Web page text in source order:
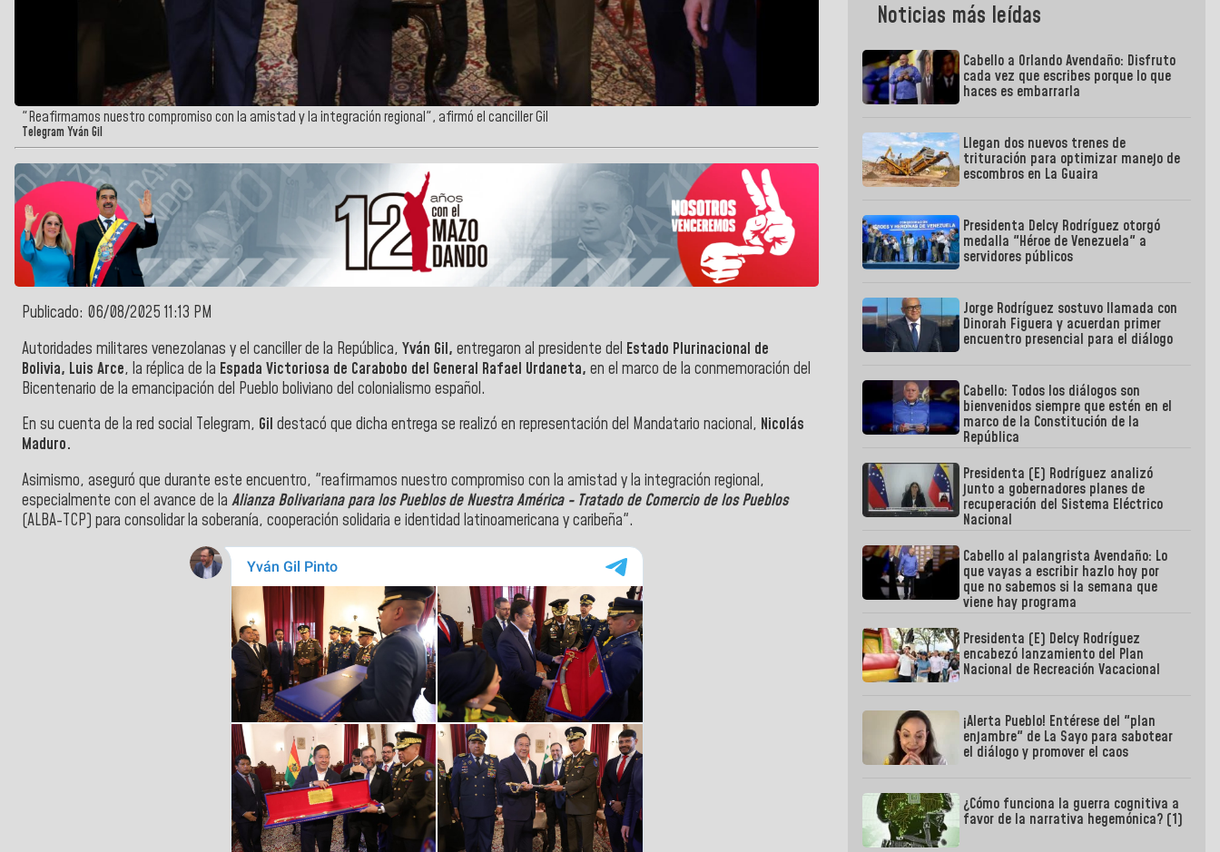
"Reafirmamos nuestro compromiso con la amistad y la integración regional", afirmó el canciller Gil
Telegram Yván Gil
Publicado: 06/08/2025 11:13 PM
Autoridades militares venezolanas y el canciller de la República, Yván Gil, entregaron al presidente del Estado Plurinacional de
Bolivia, Luis Arce, la réplica de la Espada Victoriosa de Carabobo del General Rafael Urdaneta, en el marco de la conmemoración del
Bicentenario de la emancipación del Pueblo boliviano del colonialismo español.
En su cuenta de la red social Telegram, Gil destacó que dicha entrega se realizó en representación del Mandatario nacional, Nicolás
Maduro.
Asimismo, aseguró que durante este encuentro, "reafirmamos nuestro compromiso con la amistad y la integración regional,
especialmente con el avance de la Alianza Bolivariana para los Pueblos de Nuestra América - Tratado de Comercio de los Pueblos
(ALBA-TCP) para consolidar la soberanía, cooperación solidaria e identidad latinoamericana y caribeña".
Noticias más leídas
Cabello a Orlando Avendaño: Disfruto
cada vez que escribes porque lo que
haces es embarrarla
Llegan dos nuevos trenes de
trituración para optimizar manejo de
escombros en La Guaira
Presidenta Delcy Rodríguez otorgó
medalla "Héroe de Venezuela" a
servidores públicos
Jorge Rodríguez sostuvo llamada con
Dinorah Figuera y acuerdan primer
encuentro presencial para el diálogo
Cabello: Todos los diálogos son
bienvenidos siempre que estén en el
marco de la Constitución de la
República
Presidenta (E) Rodríguez analizó
junto a gobernadores planes de
recuperación del Sistema Eléctrico
Nacional
Cabello al palangrista Avendaño: Lo
que vayas a escribir hazlo hoy por
que no sabemos si la semana que
viene hay programa
Presidenta (E) Delcy Rodríguez
encabezó lanzamiento del Plan
Nacional de Recreación Vacacional
¡Alerta Pueblo! Entérese del "plan
enjambre" de La Sayo para sabotear
el diálogo y promover el caos
¿Cómo funciona la guerra cognitiva a
favor de la narrativa hegemónica? (1)